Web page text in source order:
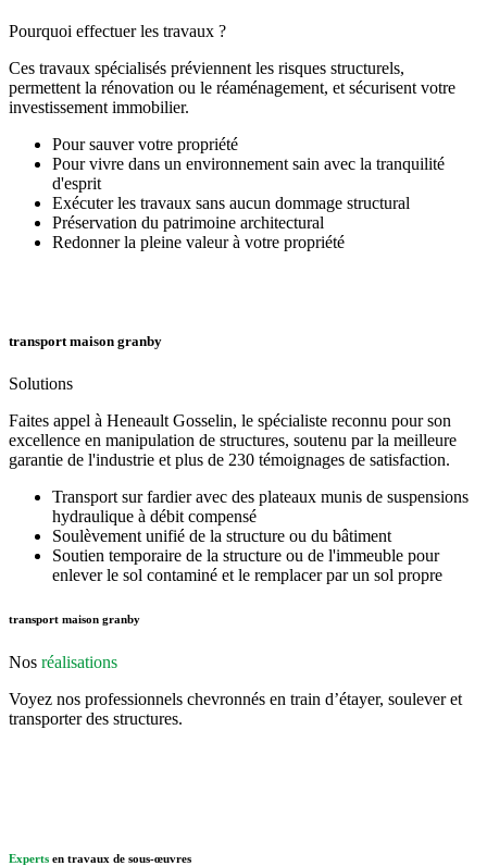
Pourquoi effectuer les travaux ?
Ces travaux spécialisés préviennent les risques structurels,
permettent la rénovation ou le réaménagement, et sécurisent votre
investissement immobilier.
Pour sauver votre propriété
Pour vivre dans un environnement sain avec la tranquilité
d'esprit
Exécuter les travaux sans aucun dommage structural
Préservation du patrimoine architectural
Redonner la pleine valeur à votre propriété
transport maison granby
Solutions
Faites appel à Heneault Gosselin, le spécialiste reconnu pour son
excellence en manipulation de structures, soutenu par la meilleure
garantie de l'industrie et plus de 230 témoignages de satisfaction.
Transport sur fardier avec des plateaux munis de suspensions
hydraulique à débit compensé
Soulèvement unifié de la structure ou du bâtiment
Soutien temporaire de la structure ou de l'immeuble pour
enlever le sol contaminé et le remplacer par un sol propre
transport maison granby
Nos réalisations
Voyez nos professionnels chevronnés en train d’étayer, soulever et
transporter des structures.
Experts en travaux de sous-œuvres